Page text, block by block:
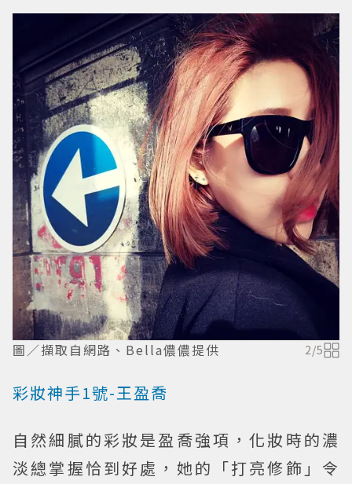
圖／擷取自網路、Bella儂儂提供 2/5
彩妝神手1號-王盈喬
自然細膩的彩妝是盈喬強項，化妝時的濃
淡總掌握恰到好處，她的「打亮修飾」令